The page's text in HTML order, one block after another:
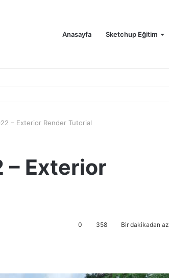
Anasayfa Sketchup Eğitim
– Exterior Render Tutorial
– Exterior
0 358 Bir dakikadan az